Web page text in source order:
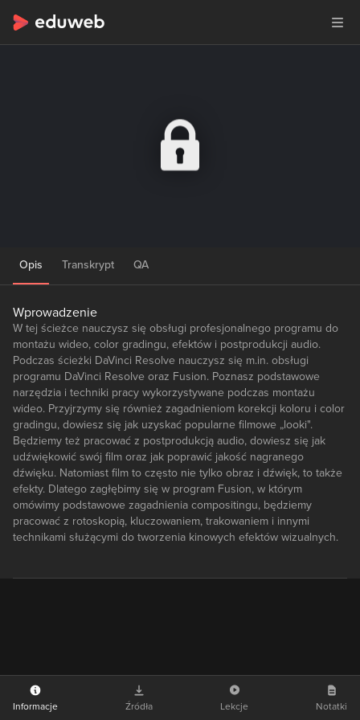
Opis Transkrypt QA
Wprowadzenie
W tej ścieżce nauczysz się obsługi profesjonalnego programu do
montażu wideo, color gradingu, efektów i postprodukcji audio.
Podczas ścieżki DaVinci Resolve nauczysz się m.in. obsługi
programu DaVinci Resolve oraz Fusion. Poznasz podstawowe
narzędzia i techniki pracy wykorzystywane podczas montażu
wideo. Przyjrzymy się również zagadnieniom korekcji koloru i color
gradingu, dowiesz się jak uzyskać popularne filmowe „looki".
Będziemy też pracować z postprodukcją audio, dowiesz się jak
udźwiękowić swój film oraz jak poprawić jakość nagranego
dźwięku. Natomiast film to często nie tylko obraz i dźwięk, to także
efekty. Dlatego zagłębimy się w program Fusion, w którym
omówimy podstawowe zagadnienia compositingu, będziemy
pracować z rotoskopią, kluczowaniem, trakowaniem i innymi
technikami służącymi do tworzenia kinowych efektów wizualnych.
Informacje Źródła Lekcje Notatki